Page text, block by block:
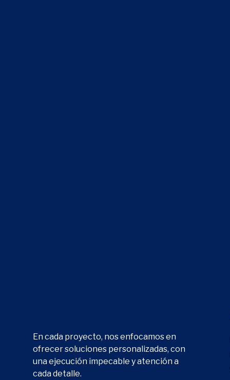
En cada proyecto, nos enfocamos en
ofrecer soluciones personalizadas, con
una ejecución impecable y atención a
cada detalle.